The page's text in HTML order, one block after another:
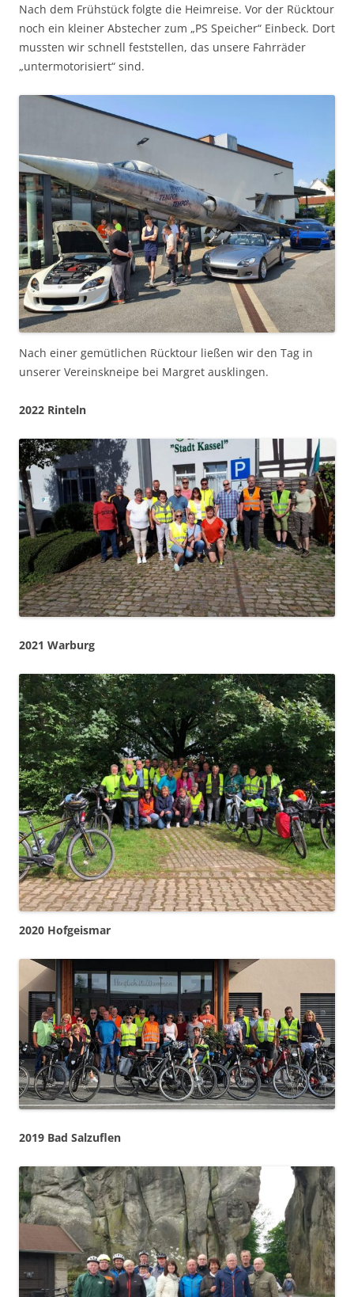
Nach dem Frühstück folgte die Heimreise. Vor der Rücktour
noch ein kleiner Abstecher zum „PS Speicher“ Einbeck. Dort
mussten wir schnell feststellen, das unsere Fahrräder
„untermotorisiert“ sind.
Nach einer gemütlichen Rücktour ließen wir den Tag in
unserer Vereinskneipe bei Margret ausklingen.
2022 Rinteln
2021 Warburg
2020 Hofgeismar
2019 Bad Salzuflen